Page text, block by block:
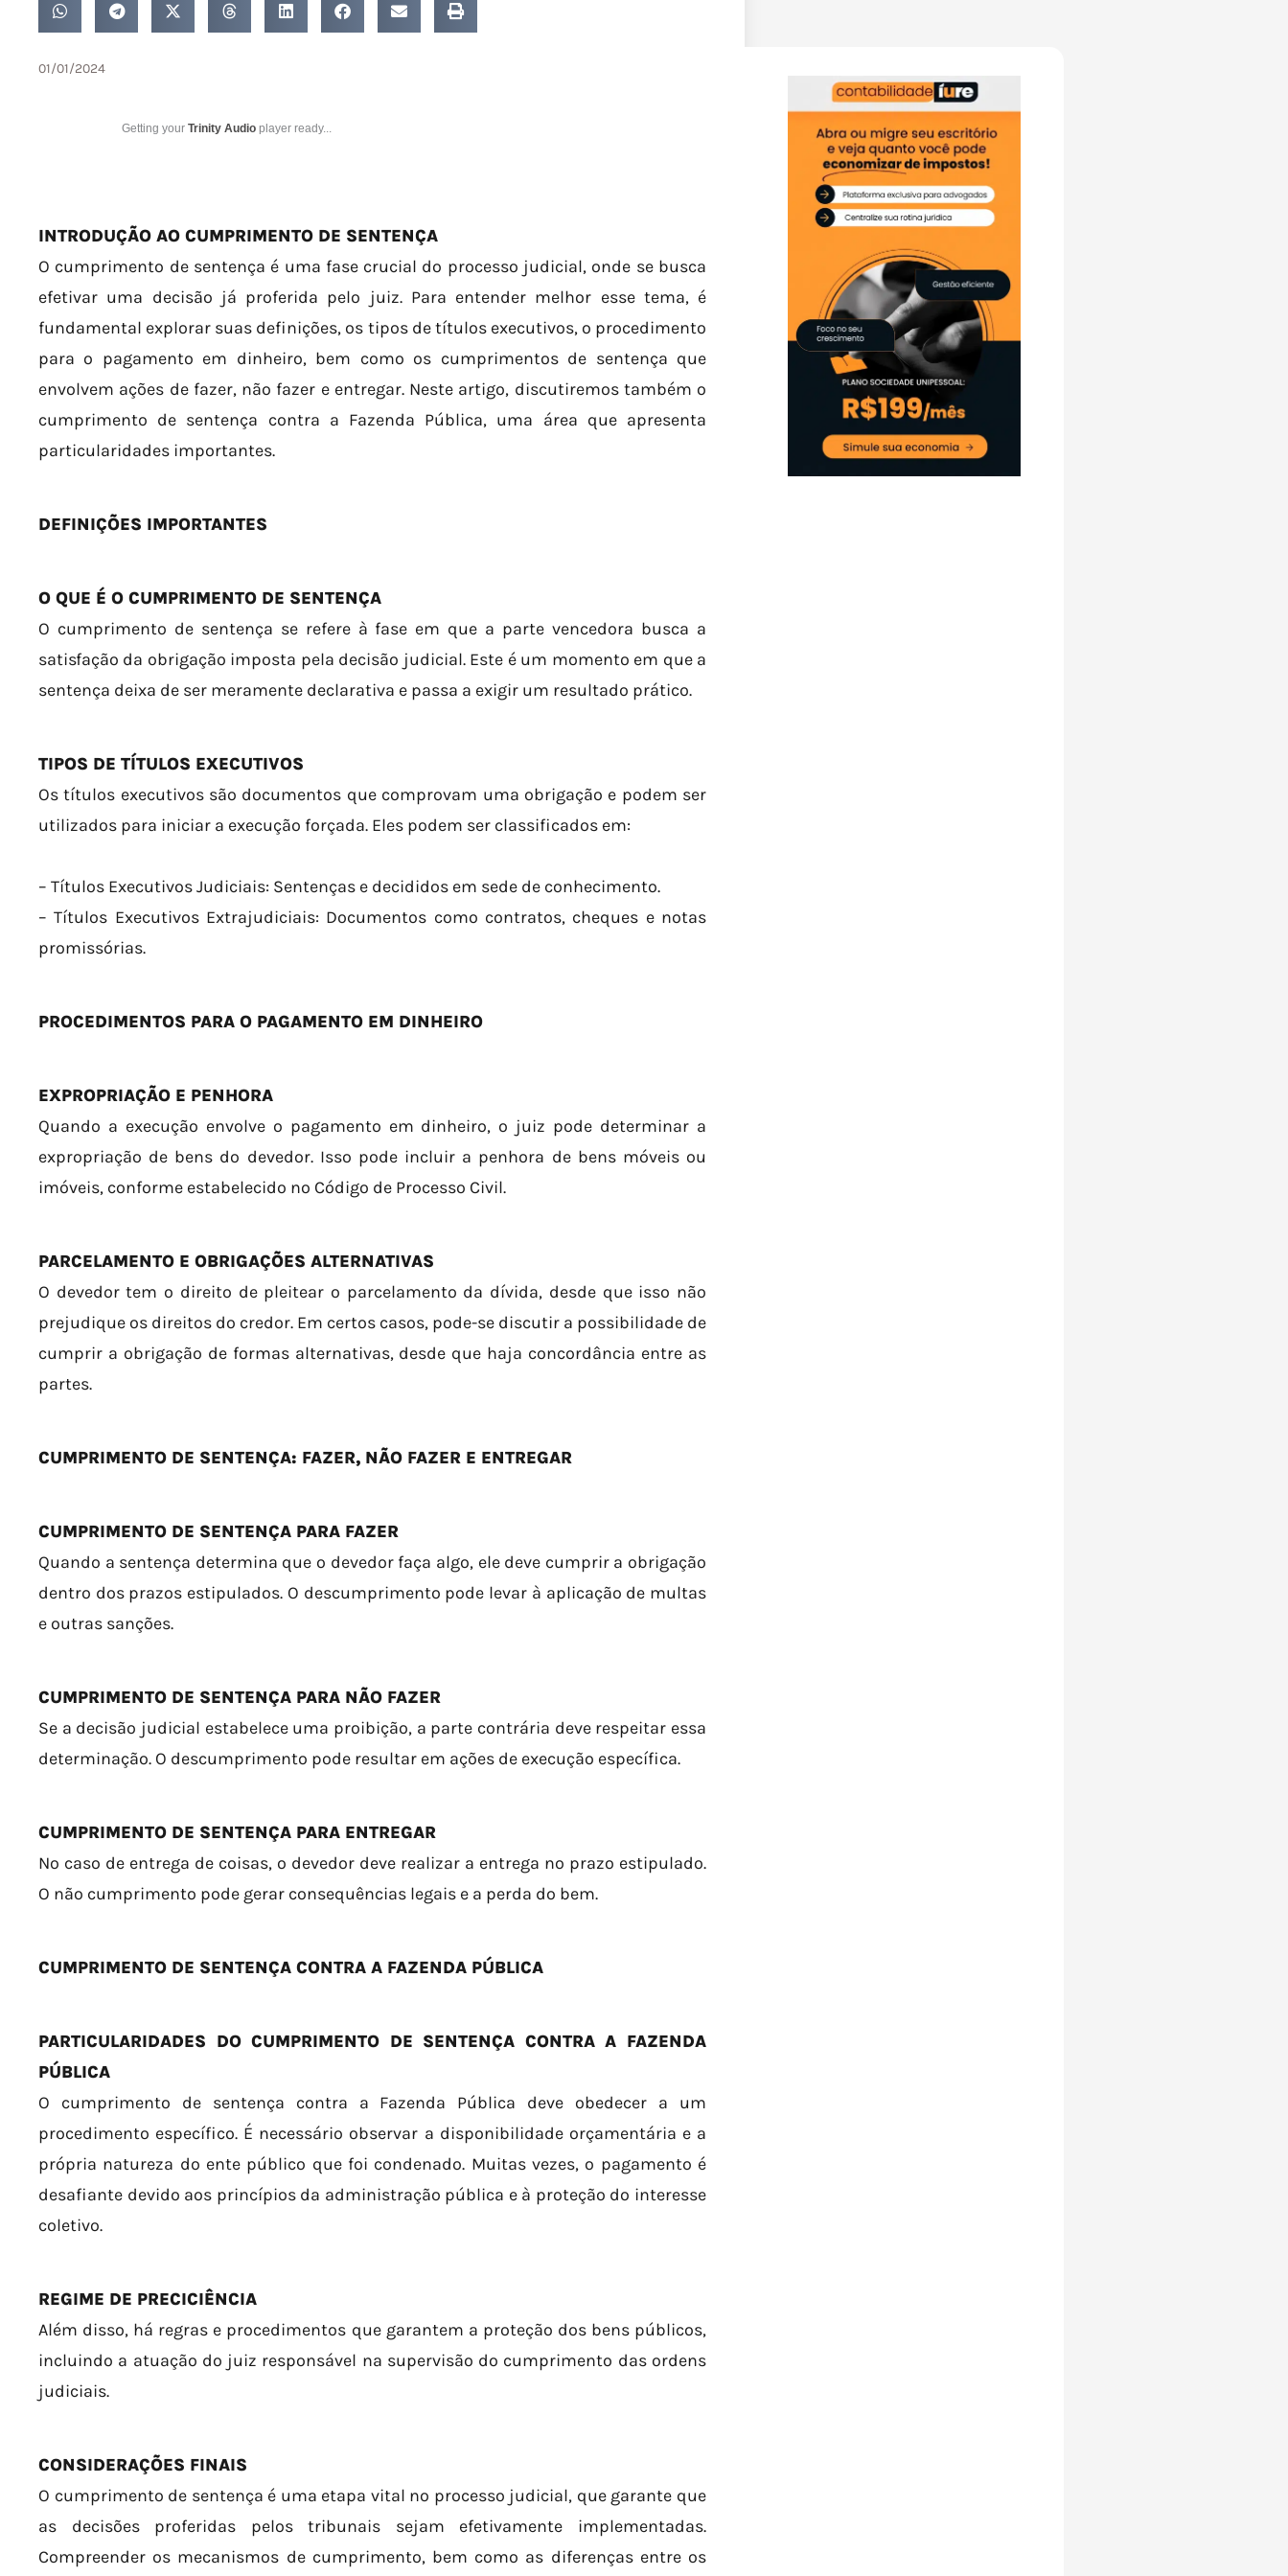
01/01/2024
Getting your Trinity Audio player ready...
INTRODUÇÃO AO CUMPRIMENTO DE SENTENÇA
O cumprimento de sentença é uma fase crucial do processo judicial, onde se busca
efetivar uma decisão já proferida pelo juiz. Para entender melhor esse tema, é
fundamental explorar suas definições, os tipos de títulos executivos, o procedimento
para o pagamento em dinheiro, bem como os cumprimentos de sentença que
envolvem ações de fazer, não fazer e entregar. Neste artigo, discutiremos também o
cumprimento de sentença contra a Fazenda Pública, uma área que apresenta
particularidades importantes.
DEFINIÇÕES IMPORTANTES
O QUE É O CUMPRIMENTO DE SENTENÇA
O cumprimento de sentença se refere à fase em que a parte vencedora busca a
satisfação da obrigação imposta pela decisão judicial. Este é um momento em que a
sentença deixa de ser meramente declarativa e passa a exigir um resultado prático.
TIPOS DE TÍTULOS EXECUTIVOS
Os títulos executivos são documentos que comprovam uma obrigação e podem ser
utilizados para iniciar a execução forçada. Eles podem ser classificados em:
– Títulos Executivos Judiciais: Sentenças e decididos em sede de conhecimento.
– Títulos Executivos Extrajudiciais: Documentos como contratos, cheques e notas
promissórias.
PROCEDIMENTOS PARA O PAGAMENTO EM DINHEIRO
EXPROPRIAÇÃO E PENHORA
Quando a execução envolve o pagamento em dinheiro, o juiz pode determinar a
expropriação de bens do devedor. Isso pode incluir a penhora de bens móveis ou
imóveis, conforme estabelecido no Código de Processo Civil.
PARCELAMENTO E OBRIGAÇÕES ALTERNATIVAS
O devedor tem o direito de pleitear o parcelamento da dívida, desde que isso não
prejudique os direitos do credor. Em certos casos, pode-se discutir a possibilidade de
cumprir a obrigação de formas alternativas, desde que haja concordância entre as
partes.
CUMPRIMENTO DE SENTENÇA: FAZER, NÃO FAZER E ENTREGAR
CUMPRIMENTO DE SENTENÇA PARA FAZER
Quando a sentença determina que o devedor faça algo, ele deve cumprir a obrigação
dentro dos prazos estipulados. O descumprimento pode levar à aplicação de multas
e outras sanções.
CUMPRIMENTO DE SENTENÇA PARA NÃO FAZER
Se a decisão judicial estabelece uma proibição, a parte contrária deve respeitar essa
determinação. O descumprimento pode resultar em ações de execução específica.
CUMPRIMENTO DE SENTENÇA PARA ENTREGAR
No caso de entrega de coisas, o devedor deve realizar a entrega no prazo estipulado.
O não cumprimento pode gerar consequências legais e a perda do bem.
CUMPRIMENTO DE SENTENÇA CONTRA A FAZENDA PÚBLICA
PARTICULARIDADES DO CUMPRIMENTO DE SENTENÇA CONTRA A FAZENDA
PÚBLICA
O cumprimento de sentença contra a Fazenda Pública deve obedecer a um
procedimento específico. É necessário observar a disponibilidade orçamentária e a
própria natureza do ente público que foi condenado. Muitas vezes, o pagamento é
desafiante devido aos princípios da administração pública e à proteção do interesse
coletivo.
REGIME DE PRECICIÊNCIA
Além disso, há regras e procedimentos que garantem a proteção dos bens públicos,
incluindo a atuação do juiz responsável na supervisão do cumprimento das ordens
judiciais.
CONSIDERAÇÕES FINAIS
O cumprimento de sentença é uma etapa vital no processo judicial, que garante que
as decisões proferidas pelos tribunais sejam efetivamente implementadas.
Compreender os mecanismos de cumprimento, bem como as diferenças entre os